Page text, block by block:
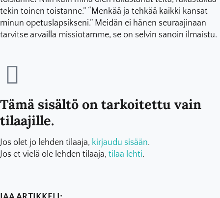
tekin toinen toistanne.” “Menkää ja tehkää kaikki kansat
minun opetuslapsikseni.” Meidän ei hänen seuraajinaan
tarvitse arvailla missiotamme, se on selvin sanoin ilmaistu.
Tämä sisältö on tarkoitettu vain
tilaajille.
Jos olet jo lehden tilaaja, kirjaudu sisään.
Jos et vielä ole lehden tilaaja, tilaa lehti.